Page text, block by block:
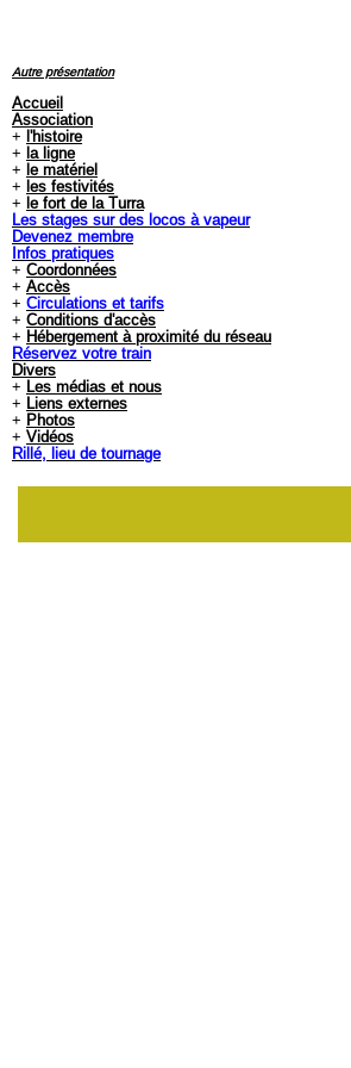
Autre présentation
Accueil
Association
+ l'histoire
+ la ligne
+ le matériel
+ les festivités
+ le fort de la Turra
Les stages sur des locos à vapeur
Devenez membre
Infos pratiques
+ Coordonnées
+ Accès
+ Circulations et tarifs
+ Conditions d'accès
+ Hébergement à proximité du réseau
Réservez votre train
Divers
+ Les médias et nous
+ Liens externes
+ Photos
+ Vidéos
Rillé, lieu de tournage